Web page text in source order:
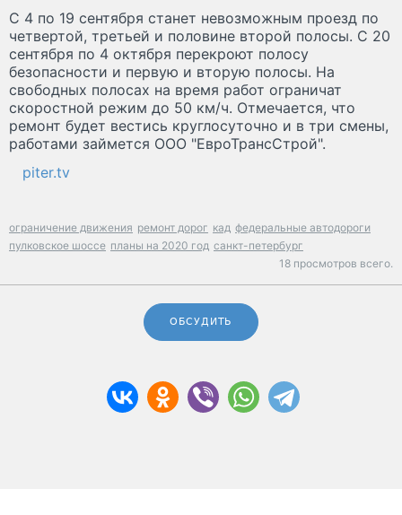
С 4 по 19 сентября станет невозможным проезд по
четвертой, третьей и половине второй полосы. С 20
сентября по 4 октября перекроют полосу
безопасности и первую и вторую полосы. На
свободных полосах на время работ ограничат
скоростной режим до 50 км/ч. Отмечается, что
ремонт будет вестись круглосуточно и в три смены,
работами займется ООО "ЕвроТрансСтрой".
piter.tv
ограничение движения ремонт дорог кад федеральные автодороги
пулковское шоссе планы на 2020 год санкт-петербург
18 просмотров всего.
ОБСУДИТЬ